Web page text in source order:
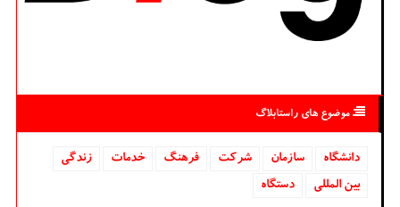
موضوع های راستابلاگ
دانشگاه‌ سازمان شركت فرهنگ خدمات
زندگی
بین المللی
دستگاه